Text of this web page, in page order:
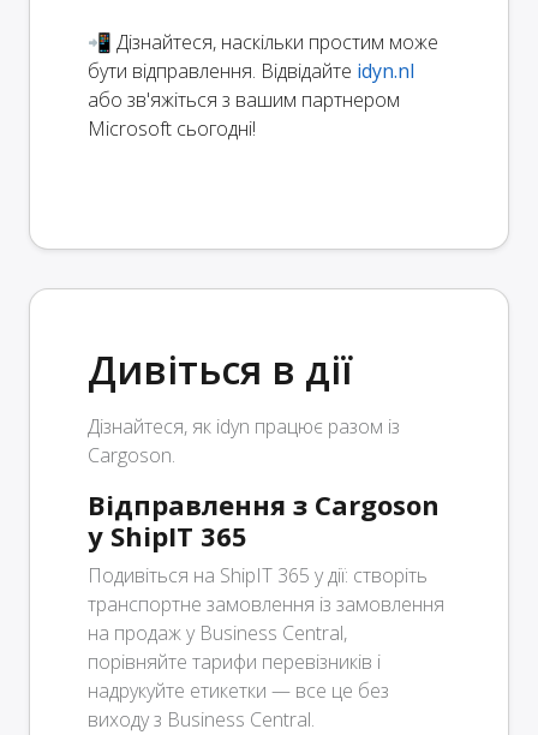
📲 Дізнайтеся, наскільки простим може
бути відправлення. Відвідайте idyn.nl
або зв'яжіться з вашим партнером
Microsoft сьогодні!
Дивіться в дії
Дізнайтеся, як idyn працює разом із
Cargoson.
Відправлення з Cargoson
у ShipIT 365
Подивіться на ShipIT 365 у дії: створіть
транспортне замовлення із замовлення
на продаж у Business Central,
порівняйте тарифи перевізників і
надрукуйте етикетки — все це без
виходу з Business Central.